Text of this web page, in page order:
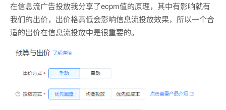
在信息流广告投放我分享了ecpm值的原理，其中有影响就有
我们的出价，出价格高低会影响信息流投放效果，所以一个合
适的出价在信息流投放中是很重要的。